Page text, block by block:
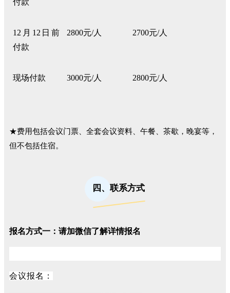
付款
12 月12日前
付款
2800元/人 2700元/人
现场付款 3000元/人 2800元/人
★费用包括会议门票、全套会议资料、午餐、茶歇，晚宴等，
但不包括住宿。
四、联系方式
报名方式一： 请加微信了解详情报名
会议报名：